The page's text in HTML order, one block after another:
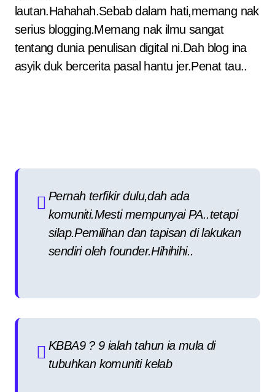
lautan.Hahahah.Sebab dalam hati,memang nak
serius blogging.Memang nak ilmu sangat
tentang dunia penulisan digital ni.Dah blog ina
asyik duk bercerita pasal hantu jer.Penat tau..
Pernah terfikir dulu,dah ada
komuniti.Mesti mempunyai PA..tetapi
silap.Pemilihan dan tapisan di lakukan
sendiri oleh founder.Hihihihi..
KBBA9 ? 9 ialah tahun ia mula di
tubuhkan komuniti kelab